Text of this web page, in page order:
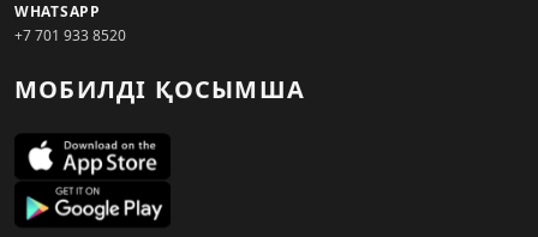
WHATSAPP
+7 701 933 8520
МОБИЛДІ ҚОСЫМША